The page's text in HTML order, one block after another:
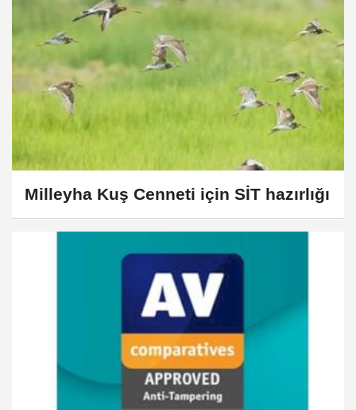
Milleyha Kuş Cenneti için SİT hazırlığı